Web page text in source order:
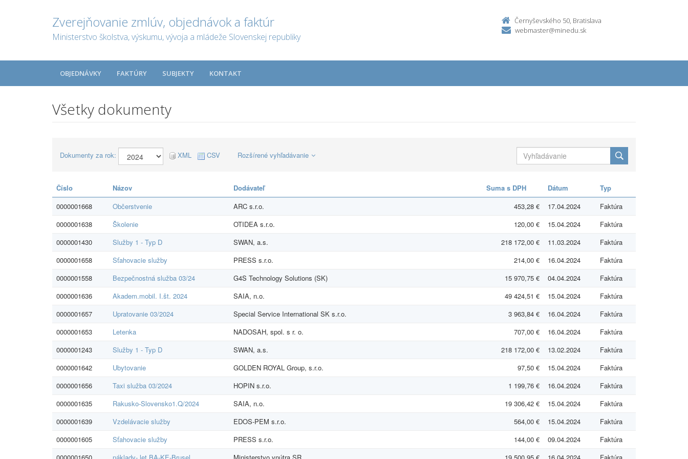
Zverejňovanie zmlúv, objednávok a faktúr
Ministerstvo školstva, výskumu, vývoja a mládeže Slovenskej republiky
Černyševského 50, Bratislava
webmaster@minedu.sk
OBJEDNÁVKY FAKTÚRY SUBJEKTY KONTAKT
Všetky dokumenty
Dokumenty za rok: XML CSV Rozšírené vyhľadávanie
Číslo Názov Dodávateľ Suma s DPH Dátum
Typ
0000001668
Občerstvenie ARC s.r.o. 453,28 € 17.04.2024
Faktúra
0000001638
Školenie OTIDEA s.r.o. 120,00 € 15.04.2024
Faktúra
0000001430
Služby 1 - Typ D SWAN, a.s. 218 172,00 € 11.03.2024
Faktúra
0000001658
Sťahovacie služby PRESS s.r.o. 214,00 € 16.04.2024
Faktúra
0000001558
Bezpečnostná služba 03/24 G4S Technology Solutions (SK) 15 970,75 € 04.04.2024
Faktúra
0000001636
Akadem.mobil. I.št. 2024 SAIA, n.o. 49 424,51 € 15.04.2024
Faktúra
0000001657
Upratovanie 03/2024 Special Service International SK s.r.o. 3 963,84 € 16.04.2024
Faktúra
0000001653
Letenka NADOSAH, spol. s r. o. 707,00 € 16.04.2024
Faktúra
0000001243
Služby 1 - Typ D SWAN, a.s. 218 172,00 € 13.02.2024
Faktúra
0000001642
Ubytovanie GOLDEN ROYAL Group, s.r.o. 97,50 € 15.04.2024
Faktúra
0000001656
Taxi služba 03/2024 HOPIN s.r.o. 1 199,76 € 16.04.2024
Faktúra
0000001635
Rakusko-Slovensko1.Q/2024 SAIA, n.o. 19 306,42 € 15.04.2024
Faktúra
0000001639
Vzdelávacie služby EDOS-PEM s.r.o. 564,00 € 15.04.2024
Faktúra
0000001605
Sťahovacie služby PRESS s.r.o. 144,00 € 09.04.2024
Faktúra
0000001650
náklady- let BA-KE-Brusel Ministerstvo vnútra SR 19 500,95 € 16.04.2024 Faktúra